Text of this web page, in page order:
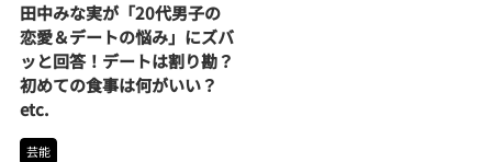
田中みな実が「20代男子の
恋愛＆デートの悩み」にズバ
ッと回答！デートは割り勘？
初めての食事は何がいい？
etc.
芸能